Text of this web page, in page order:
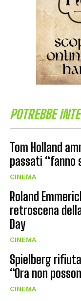
POTREBBE
Tom Holland
passati “fanno
CINEMA
Roland
retroscena
Day
CINEMA
Spielberg
“Ora non
CINEMA